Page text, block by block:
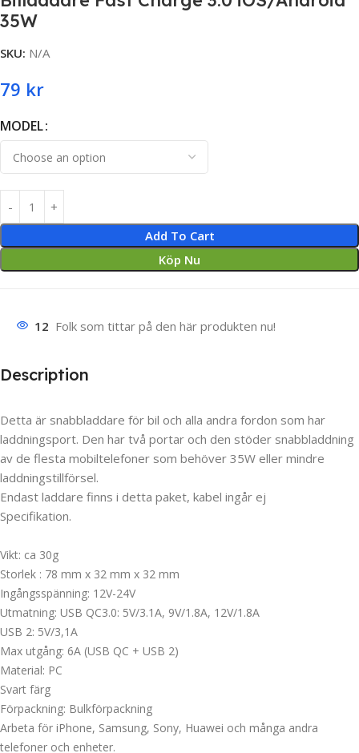
35W
SKU: N/A
79 kr
MODEL
Add To Cart
Köp Nu
12 Folk som tittar på den här produkten nu!
Description
Detta är snabbladdare för bil och alla andra fordon som har
laddningsport. Den har två portar och den stöder snabbladdning
av de flesta mobiltelefoner som behöver 35W eller mindre
laddningstillförsel.
Endast laddare finns i detta paket, kabel ingår ej
Specifikation.
Vikt: ca 30g
Storlek : 78 mm x 32 mm x 32 mm
Ingångsspänning: 12V-24V
Utmatning: USB QC3.0: 5V/3.1A, 9V/1.8A, 12V/1.8A
USB 2: 5V/3,1A
Max utgång: 6A (USB QC + USB 2)
Material: PC
Svart färg
Förpackning: Bulkförpackning
Arbeta för iPhone, Samsung, Sony, Huawei och många andra
telefoner och enheter.